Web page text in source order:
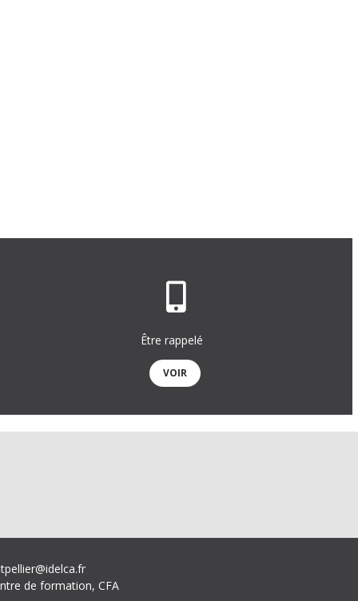
Être rappelé
VOIR
de formation, CFA